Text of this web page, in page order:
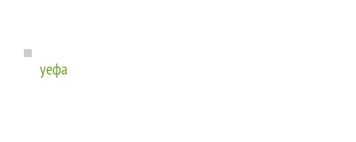
уефа